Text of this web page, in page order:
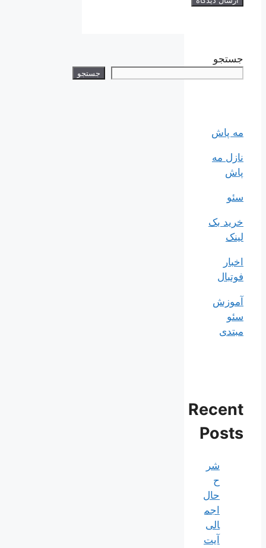
جستجو
جستجو
مه پاش
نازل مه
پاش
سئو
خرید بک
لینک
اخبار
فوتبال
آموزش
سئو
مبتدی
Recent
Posts
شر
ح
حال
اجم
الی
آیت‌